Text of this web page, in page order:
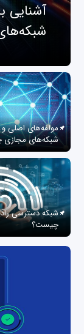
آشنایی
مولفه‌های اصلی و
شبکه‌های مجازی
شبکه دسترسی
چیست؟